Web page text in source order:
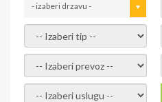
- izaberi drzavu -
- izaberi tip -
- izaberi prevoz -
- Izaberite uslugu -